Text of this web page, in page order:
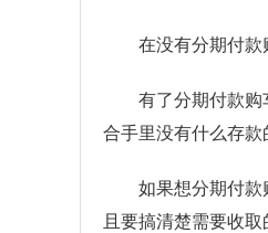
在没有分期付款
有了分期付款
合手里没有什么存款
如果想分期付
且要搞清楚需要收取